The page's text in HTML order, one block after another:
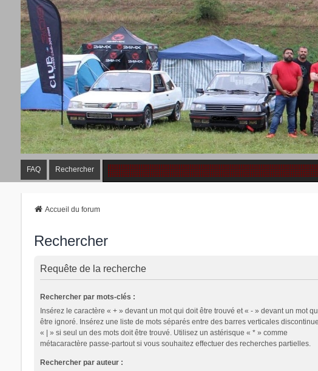
FAQ Rechercher
Accueil du forum
Rechercher
Requête de la recherche
Rechercher par mots-clés :
Insérez le caractère « + » devant un mot qui doit être trouvé et « - » devant un mot
être ignoré. Insérez une liste de mots séparés entre des barres verticales
« | » si seul un des mots doit être trouvé. Utilisez un astérisque « * » comme
métacaractère passe-partout si vous souhaitez effectuer des recherches partielles.
Rechercher par auteur :